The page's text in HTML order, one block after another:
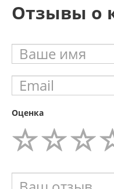
Отзывы о
Оценка